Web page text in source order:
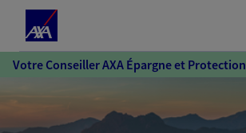
Accéder
au
Accéder
Votre Conseiller AXA Épargne et Protection